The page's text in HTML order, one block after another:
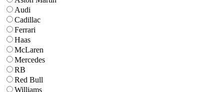
Audi
Cadillac
Ferrari
Haas
McLaren
Mercedes
RB
Red Bull
Williams